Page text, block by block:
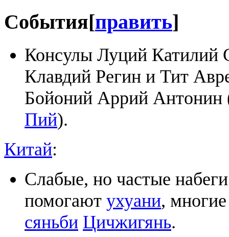
События[править]
Консулы Луций Катилий
Клавдий Регин и Тит
Бойоний Аррий Антонин
Пий).
Китай:
Слабые, но частые
помогают ухуани,
сяньби Цичжигянь.